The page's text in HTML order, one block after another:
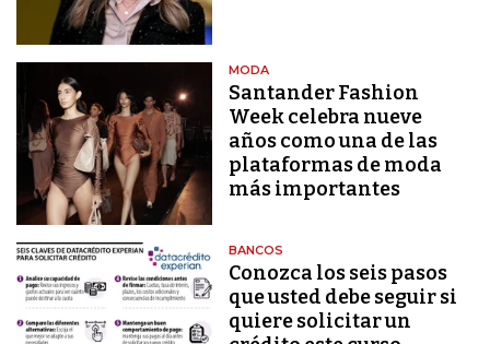
MODA
Santander Fashion
Week celebra nueve
años como una de las
plataformas de moda
más importantes
BANCOS
Conozca los seis pasos
que usted debe seguir si
quiere solicitar un